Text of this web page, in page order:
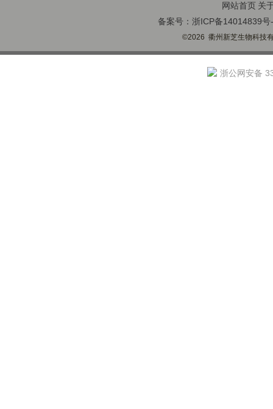
网站首页 关
备案号：浙ICP备14014839号
©2026 衢州新芝生物科技
浙公网安备